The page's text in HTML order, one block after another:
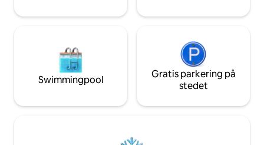
Swimmingpool
Gratis parkering på
stedet